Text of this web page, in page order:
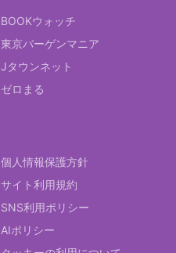
BOOKウォッチ
東京バーゲンマニア
Jタウンネット
ゼロまる
個人情報保護方針
サイト利用規約
SNS利用ポリシー
AIポリシー